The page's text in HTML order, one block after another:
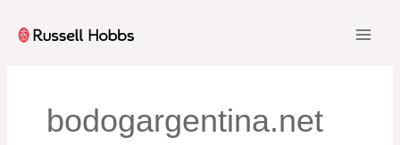
bodogargentina.net